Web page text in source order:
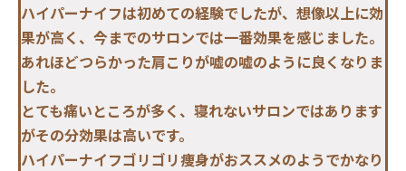
ハイパーナイフは初めての経験でしたが、想像以上に効
果が高く、今までのサロンでは一番効果を感じました。
あれほどつらかった肩こりが嘘の嘘のように良くなりま
した。
とても痛いところが多く、寝れないサロンではあります
がその分効果は高いです。
ハイパーナイフゴリゴリ痩身がおススメのようでかなり